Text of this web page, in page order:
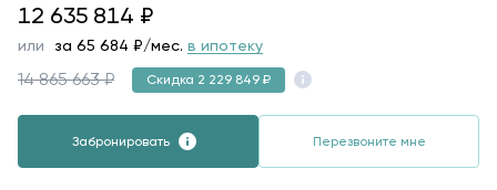
12635814
12 635 814 ₽
или за 65 684 ₽/мес. в ипотеку
14 865 663 ₽ Скидка 2 229 849 ₽
Забронировать Перезвоните мне